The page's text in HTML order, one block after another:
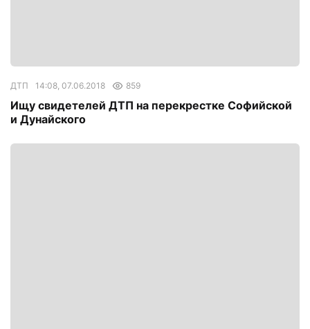
ДТП 14:08, 07.06.2018 859
Ищу свидетелей ДТП на перекрестке Софийской
и Дунайского